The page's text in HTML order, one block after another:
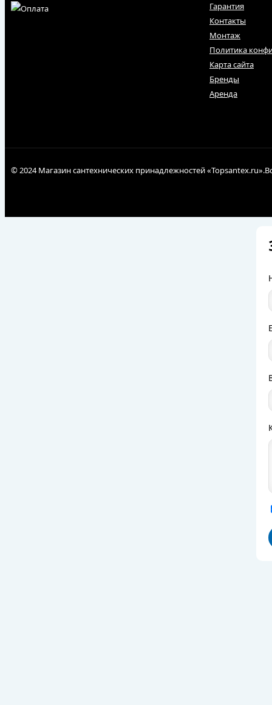
Гарантия
Контакты
Монтаж
Политика
Карта сайта
Бренды
Аренда
© 2024 Магазин сантехнических принадлежностей